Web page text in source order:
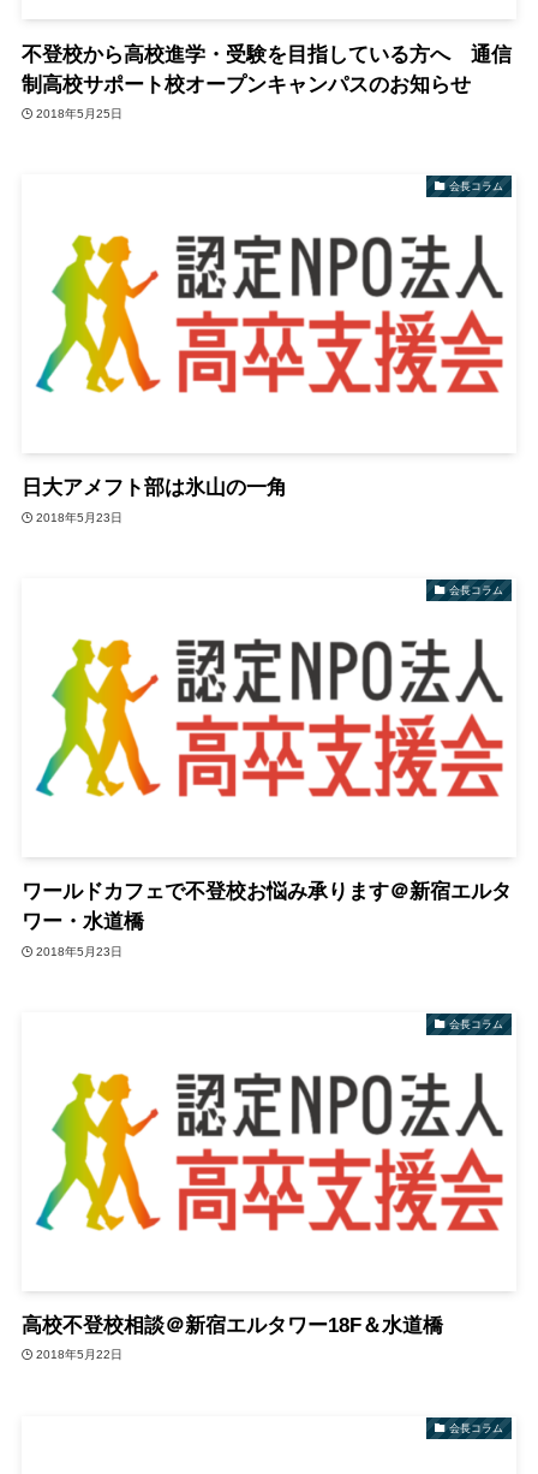
不登校から高校進学・受験を目指している方へ 通信
制高校サポート校オープンキャンパスのお知らせ
2018年5月25日
会長コラム
日大アメフト部は氷山の一角
2018年5月23日
会長コラム
ワールドカフェで不登校お悩み承ります＠新宿エルタ
ワー・水道橋
2018年5月23日
会長コラム
高校不登校相談＠新宿エルタワー18F＆水道橋
2018年5月22日
会長コラム